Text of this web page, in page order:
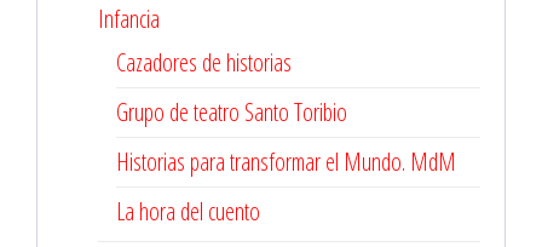
Infancia
Cazadores de historias
Grupo de teatro Santo Toribio
Historias para transformar el Mundo. MdM
La hora del cuento